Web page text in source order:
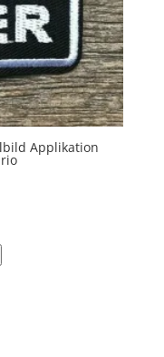
Applikation